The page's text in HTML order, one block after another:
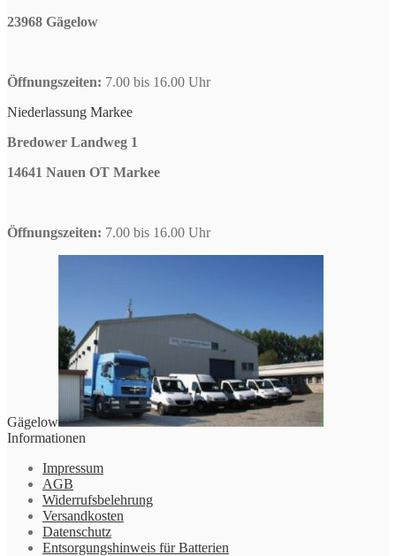
23968 Gägelow
Öffnungszeiten: 7.00 bis 16.00 Uhr
Niederlassung Markee
Bredower Landweg 1
14641 Nauen OT Markee
Öffnungszeiten: 7.00 bis 16.00 Uhr
Gägelow
Informationen
Impressum
AGB
Widerrufsbelehrung
Versandkosten
Datenschutz
Entsorgungshinweis für Batterien